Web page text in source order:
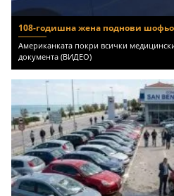
108-годишна жена поднови
Американката покри всички
документа (ВИДЕО)